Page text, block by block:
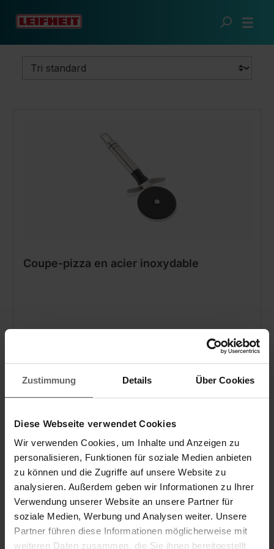
Zustimmung Details Über Cookies
Diese Webseite verwendet Cookies
Wir verwenden Cookies, um Inhalte und Anzeigen zu
personalisieren, Funktionen für soziale Medien anbieten
zu können und die Zugriffe auf unsere Website zu
analysieren. Außerdem geben wir Informationen zu Ihrer
Verwendung unserer Website an unsere Partner für
soziale Medien, Werbung und Analysen weiter. Unsere
Partner führen diese Informationen möglicherweise mit
weiteren Daten zusammen, die Sie ihnen bereitgestellt
Passer au contenu principal
Coupe-pizza en acier inoxydable
Coupe sans rayer grâce à la roulette en nylon